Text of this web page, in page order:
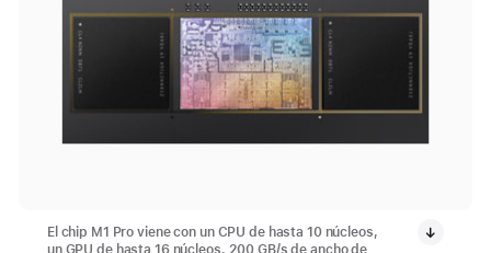
El chip M1 Pro viene con un CPU de hasta 10 núcleos,
un GPU de hasta 16 núcleos, 200 GB/s de ancho de